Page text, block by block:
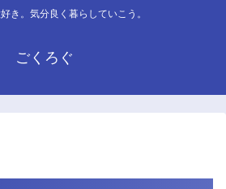
き。気分良く暮らしていこう。
ごくろぐ